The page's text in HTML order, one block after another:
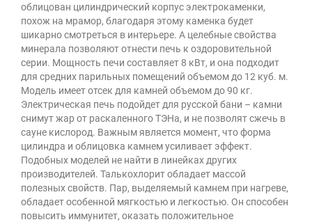
облицован цилиндрический корпус электрокаменки,
похож на мрамор, благодаря этому каменка будет
шикарно смотреться в интерьере. А целебные свойства
минерала позволяют отнести печь к оздоровительной
серии. Мощность печи составляет 8 кВт, и она подходит
для средних парильных помещений объемом до 12 куб. м.
Модель имеет отсек для камней объемом до 90 кг.
Электрическая печь подойдет для русской бани – камни
снимут жар от раскаленного ТЭНа, и не позволят сжечь в
сауне кислород. Важным является момент, что форма
цилиндра и облицовка камнем усиливает эффект.
Подобных моделей не найти в линейках других
производителей. Талькохлорит обладает массой
полезных свойств. Пар, выделяемый камнем при нагреве,
обладает особенной мягкостью и легкостью. Он способен
повысить иммунитет, оказать положительное